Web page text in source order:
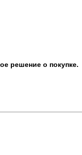
решение о покупке.